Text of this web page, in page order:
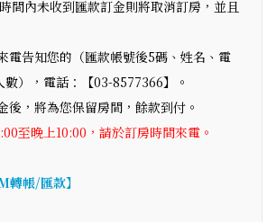
間內未收到匯款訂金則將取消訂房，並且
電告知您的（匯款帳號後5碼、姓名、電
），電話：【03-8577366】。
後，將為您保留房間，餘款到付。
至晚上10:00，請於訂房時間來電。
轉帳/匯款】